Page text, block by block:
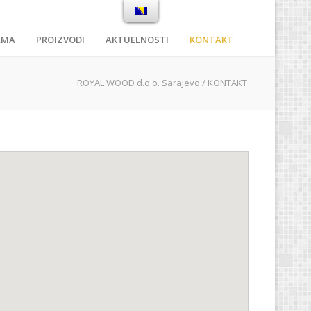
PROIZVODI AKTUELNOSTI KONTAKT
ROYAL WOOD d.o.o. Sarajevo / KONTAKT